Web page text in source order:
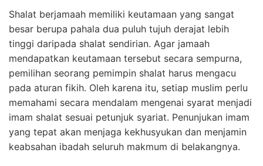
Shalat berjamaah memiliki keutamaan yang sangat
besar berupa pahala dua puluh tujuh derajat lebih
tinggi daripada shalat sendirian. Agar jamaah
mendapatkan keutamaan tersebut secara sempurna,
pemilihan seorang pemimpin shalat harus mengacu
pada aturan fikih. Oleh karena itu, setiap muslim perlu
memahami secara mendalam mengenai syarat menjadi
imam shalat sesuai petunjuk syariat. Penunjukan imam
yang tepat akan menjaga kekhusyukan dan menjamin
keabsahan ibadah seluruh makmum di belakangnya.